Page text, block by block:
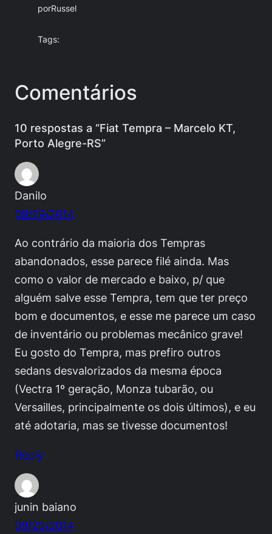
porRussel
Tags:
Comentários
10 respostas a “Fiat Tempra – Marcelo KT,
Porto Alegre-RS”
Danilo
09/29/2014
Ao contrário da maioria dos Tempras
abandonados, esse parece filé ainda. Mas
como o valor de mercado e baixo, p/ que
alguém salve esse Tempra, tem que ter preço
bom e documentos, e esse me parece um caso
de inventário ou problemas mecânico grave!
Eu gosto do Tempra, mas prefiro outros
sedans desvalorizados da mesma época
(Vectra 1º geração, Monza tubarão, ou
Versailles, principalmente os dois últimos), e eu
até adotaria, mas se tivesse documentos!
Reply
junin baiano
09/29/2014